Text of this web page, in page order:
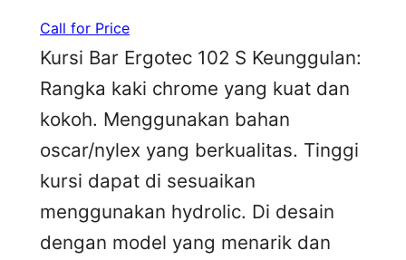
Call for Price
Kursi Bar Ergotec 102 S Keunggulan:
Rangka kaki chrome yang kuat dan
kokoh. Menggunakan bahan
oscar/nylex yang berkualitas. Tinggi
kursi dapat di sesuaikan
menggunakan hydrolic. Di desain
dengan model yang menarik dan